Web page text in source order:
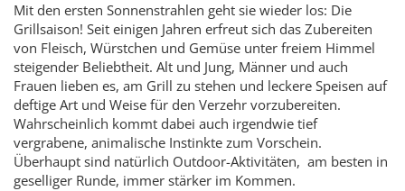
Mit den ersten Sonnenstrahlen geht sie wieder los: Die
Grillsaison! Seit einigen Jahren erfreut sich das Zubereiten
von Fleisch, Würstchen und Gemüse unter freiem Himmel
steigender Beliebtheit. Alt und Jung, Männer und auch
Frauen lieben es, am Grill zu stehen und leckere Speisen auf
deftige Art und Weise für den Verzehr vorzubereiten.
Wahrscheinlich kommt dabei auch irgendwie tief
vergrabene, animalische Instinkte zum Vorschein.
Überhaupt sind natürlich Outdoor-Aktivitäten, am besten in
geselliger Runde, immer stärker im Kommen.